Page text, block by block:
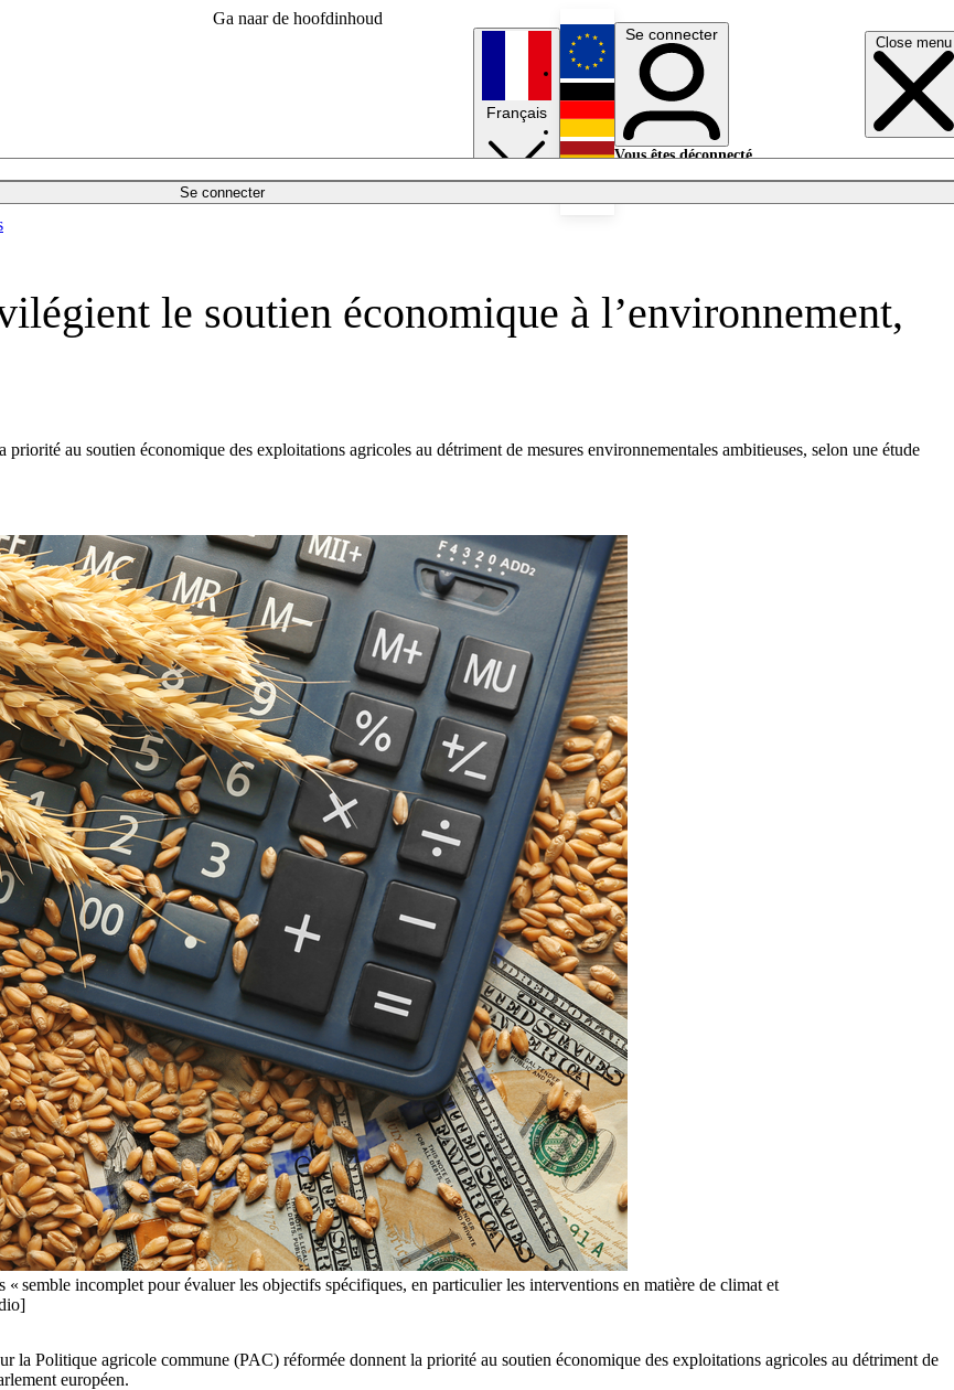
Ga naar de hoofdinhoud
Close menu
Se connecter
Français
English
Deutsch
Se connecter
Vous êtes déconnecté.
le soutien économique à l’environnement,
au soutien économique des exploitations agricoles au détriment de mesures environnementales ambitieuses, selon une étude
semble incomplet pour évaluer les objectifs spécifiques, en particulier les interventions en matière de climat et
la Politique agricole commune (PAC) réformée donnent la priorité au soutien économique des exploitations agricoles au détriment de
européen.